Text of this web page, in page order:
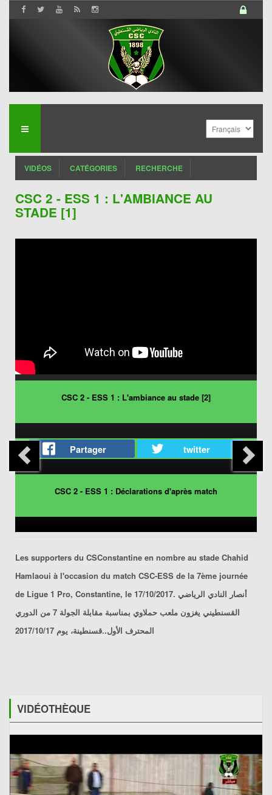
VIDÉOS CATÉGORIES RECHERCHE
CSC 2 - ESS 1 : L'AMBIANCE AU
STADE [1]
CSC 2 - ESS 1 : L'ambiance au stade [2]
Partager twitter
CSC 2 - ESS 1 : Déclarations d'après match
Les supporters du CSConstantine en nombre au stade Chahid
Hamlaoui à l'occasion du match CSC-ESS de la 7ème journée
de Ligue 1 Pro, Constantine, le 17/10/2017. أنصار النادي الرياضي
القسنطيني يغزون ملعب حملاوي بمناسبة مقابلة الجولة 7 من الدوري
المحترف الأول..قسنطينة، يوم 2017/10/17
VIDÉOTHÈQUE